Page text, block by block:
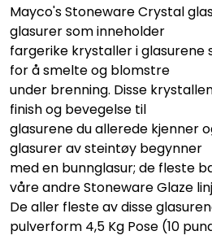
Mayco's Stoneware Crystal
glasurer som inneholder
fargerike krystaller i glasurene
for å smelte og blomstre
under brenning. Disse
finish og bevegelse til
glasurene du allerede kjenner
glasurer av steintøy begynner
med en bunnglasur; de fleste
våre andre Stoneware Glaze
De aller fleste av disse
pulverform 4,5 Kg Pose (10
Maskiner
Ovner
Pensler
Råmaterialer
Gipsformer
Dekaler